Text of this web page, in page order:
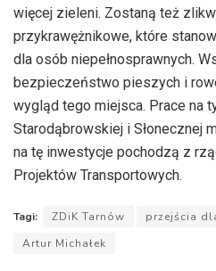
więcej zieleni. Zostaną też
przykrawężnikowe, które
dla osób niepełnosprawnych.
bezpieczeństwo pieszych i
wygląd tego miejsca. Prace na
Starodąbrowskiej i Słonecznej
na tę inwestycje pochodzą z
Projektów Transportowych.
Tagi: ZDiK Tarnów przejścia
Artur Michałek